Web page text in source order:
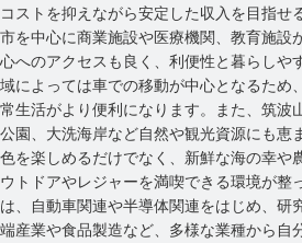
コストを抑えながら安定した収入を目指せ
市を中心に商業施設や医療機関、教育施設
心へのアクセスも良く、利便性と暮らしや
域によっては車での移動が中心となるため
常生活がより便利になります。また、筑波
公園、大洗海岸など自然や観光資源にも恵
色を楽しめるだけでなく、新鮮な海の幸や
ウトドアやレジャーを満喫できる環境が整
は、自動車関連や半導体関連をはじめ、研
端産業や食品製造など、多様な業種から自